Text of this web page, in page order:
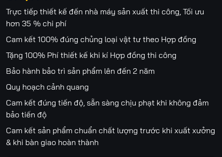
Trực tiếp thiết kế đến nhà máy sản xuất thi công, Tối ưu
hơn 35 % chi phí
Cam kết 100% đúng chủng loại vật tư theo Hợp đồng
Tặng 100% Phí thiết kế khi kí Hợp đồng thi công
Bảo hành bảo trì sản phẩm lên đến 2 năm
Quy hoạch cảnh quang
Cam kết đúng tiến độ, sẵn sàng chịu phạt khi không đảm
bảo tiến độ
Cam kết sản phẩm chuẩn chất lượng trước khi xuất xưởng
& khi bàn giao hoàn thành